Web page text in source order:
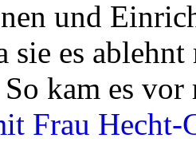
und
sie es
So kam es
Frau Hecht-